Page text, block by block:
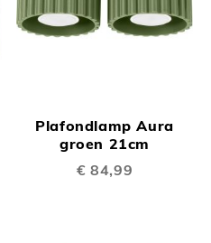
Plafondlamp Aura
groen 21cm
€ 84,99